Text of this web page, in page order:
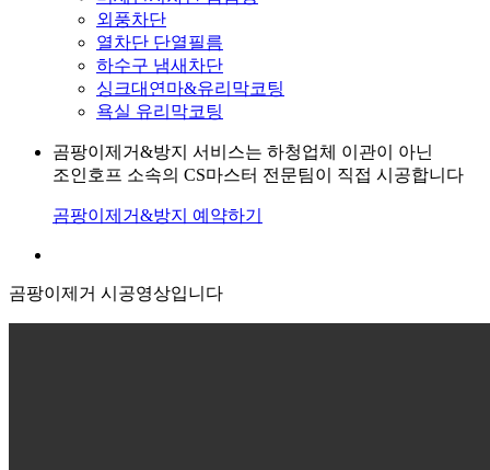
외풍차단
열차단 단열필름
하수구 냄새차단
싱크대연마&유리막코팅
욕실 유리막코팅
곰팡이제거&방지 서비스는 하청업체 이관이 아닌
조인호프 소속의 CS마스터 전문팀이 직접 시공합니다
곰팡이제거&방지 예약하기
곰팡이제거 시공영상입니다